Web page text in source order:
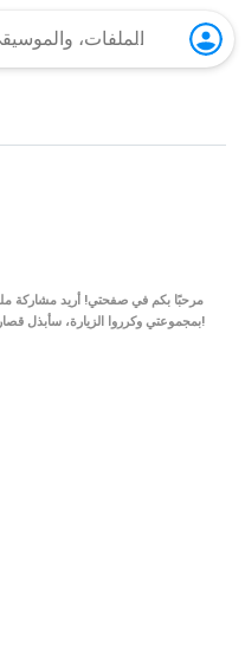
مرحبًا بكم في صفحتي! أريد مشاركة
بمجموعتي وكرروا الزيارة، سأبذل قصارى جهدي لجعلها مفيدة لكم دومًا. شكرًا على وقتكم!